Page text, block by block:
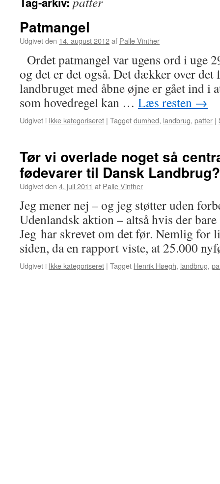
Patmangel
Udgivet den 14. august 2012af Palle Vinther
Ordet patmangel var ugens ord i uge
og det er det også. Det dækker over
landbruget med åbne øjne er gået ind i
som hovedregel kan … Læs resten →
Udgivet i Ikke kategoriseret | Taggetdumhed, landbrug, patter |
Tør vi overlade noget så
fødevarer til Dansk Landbrug?
Udgivet den 4. juli 2011 af Palle Vinther
Jeg mener nej – og jeg støtter uden
Udenlandsk aktion – altså hvis der bare
Jeg har skrevet om det før. Nemlig for
siden, da en rapport viste, at 25.000
Udgivet i Ikke kategoriseret | Tagget Henrik Høegh, landbrug,